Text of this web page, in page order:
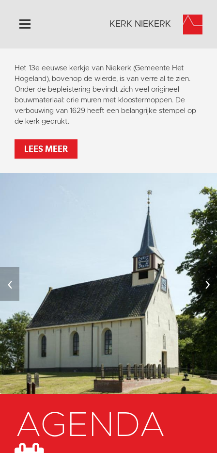
Home
Algemeen
Historie
Omgeving
Activiteiten
Steun ons
Contact
Vaktaal
KERK NIEKERK
Het 13e eeuwse kerkje van Niekerk (Gemeente Het
Hogeland), bovenop de wierde, is van verre al te zien.
Onder de bepleistering bevindt zich veel origineel
bouwmateriaal: drie muren met kloostermoppen. De
verbouwing van 1629 heeft een belangrijke stempel op
de kerk gedrukt.
LEES MEER
‹ ›
AGENDA